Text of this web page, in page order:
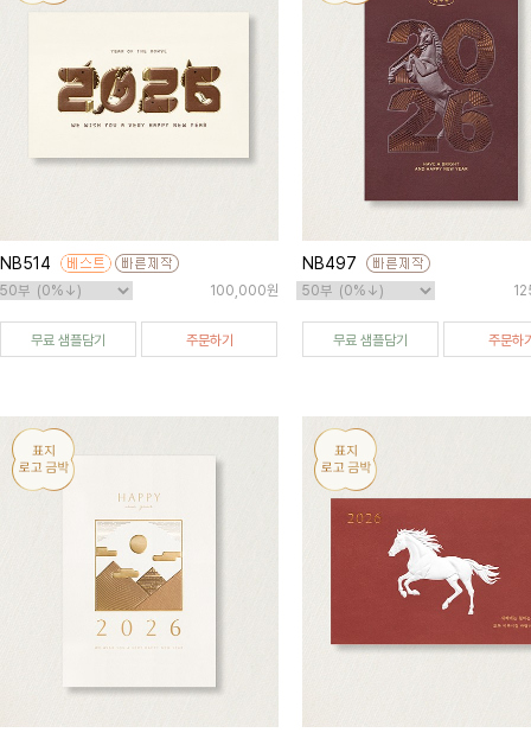
NB514
100,000원
무료 샘플담기 주문하기
NB497
무료 샘플담기 주문하